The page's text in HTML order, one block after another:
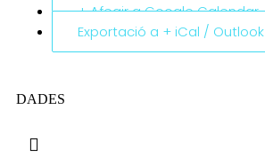
+ Afegir a Google Calendar
Exportació a + iCal / Outlook
DADES